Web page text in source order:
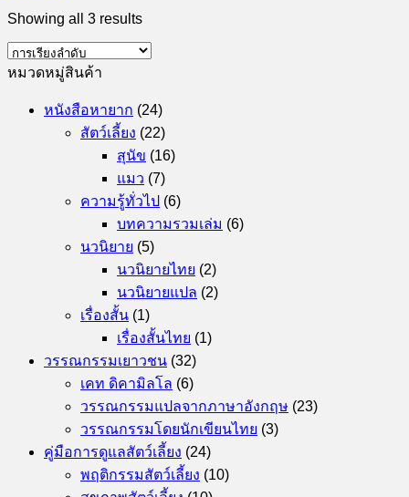
Showing all 3 results
หมวดหมู่สินค้า
หนังสือหายาก (24)
สัตว์เลี้ยง (22)
สุนัข (16)
แมว (7)
ความรู้ทั่วไป (6)
บทความรวมเล่ม (6)
นวนิยาย (5)
นวนิยายไทย (2)
นวนิยายแปล (2)
เรื่องสั้น (1)
เรื่องสั้นไทย (1)
วรรณกรรมเยาวชน (32)
เคท ดิคามิลโล (6)
วรรณกรรมแปลจากภาษาอังกฤษ (23)
วรรณกรรมโดยนักเขียนไทย (3)
คู่มือการดูแลสัตว์เลี้ยง (24)
พฤติกรรมสัตว์เลี้ยง (10)